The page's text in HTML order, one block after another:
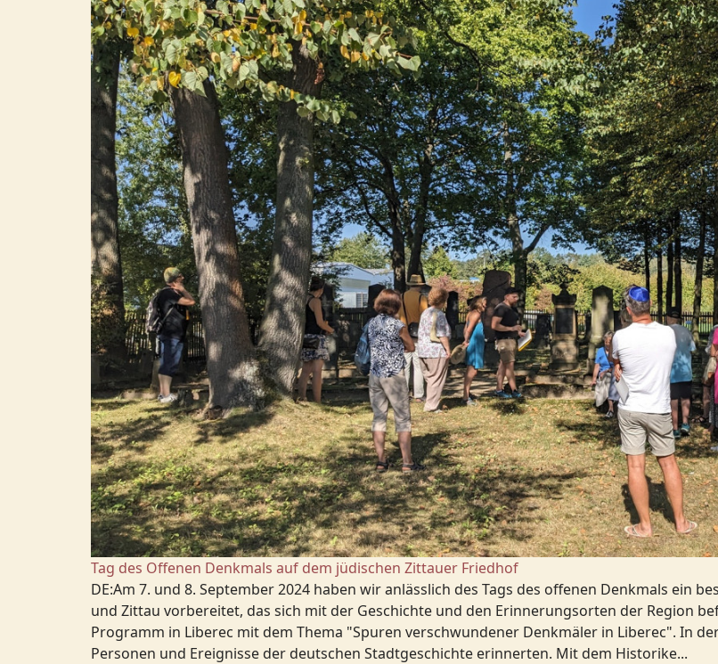
Tag des Offenen Denkmals auf dem jüdischen Zittauer Friedhof
DE:Am 7. und 8. September 2024 haben wir anlässlich des Tags des offenen Denkmals ein
und Zittau vorbereitet, das sich mit der Geschichte und den Erinnerungsorten der Region
Programm in Liberec mit dem Thema "Spuren verschwundener Denkmäler in Liberec". In
Personen und Ereignisse der deutschen Stadtgeschichte erinnerten. Mit dem Historike...